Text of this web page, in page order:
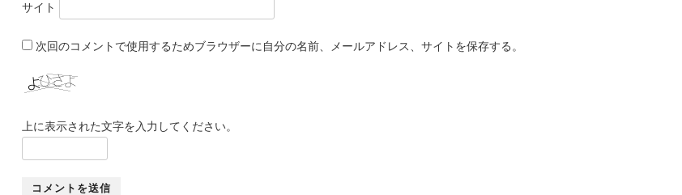
サイト
次回のコメントで使用するためブラウザーに自分の名前、メールアドレス、サイトを保存する。
上に表示された文字を入力してください。